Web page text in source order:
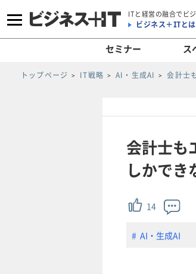
ITと経営の融合でビ
ビジネス＋ITとは
セミナー ス
トップページ IT戦略 AI・生成AI 会計士
会計士も
しかで
14
AI・生成AI